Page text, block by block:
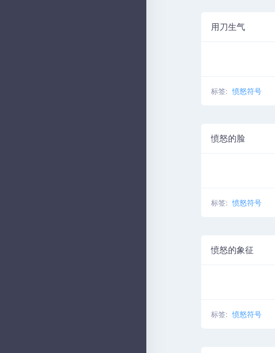
用刀生气
标签: 愤怒符号
愤怒的脸
标签: 愤怒符号
愤怒的象征
标签: 愤怒符号